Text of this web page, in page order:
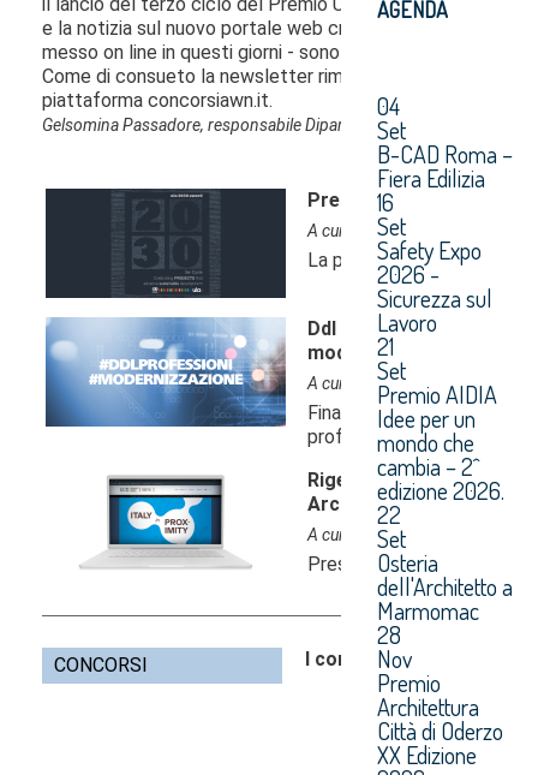
AGENDA
04
Set
B-CAD Roma –
Fiera Edilizia
16
Set
Safety Expo
2026 -
Sicurezza sul
Lavoro
21
Set
Premio AIDIA
Idee per un
mondo che
cambia – 2^
edizione 2026.
22
Set
Osteria
dell'Architetto a
Marmomac
28
Nov
Premio
Architettura
Città di Oderzo
XX Edizione